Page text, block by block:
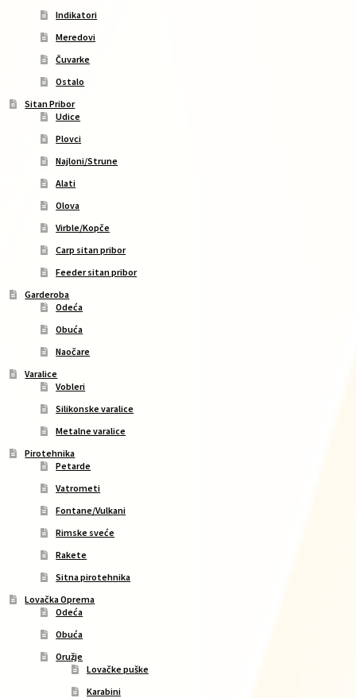
Indikatori
Meredovi
Čuvarke
Ostalo
Sitan Pribor
Udice
Plovci
Najloni/Strune
Alati
Olova
Virble/Kopče
Carp sitan pribor
Feeder sitan pribor
Garderoba
Odeća
Obuća
Naočare
Varalice
Vobleri
Silikonske varalice
Metalne varalice
Pirotehnika
Petarde
Vatrometi
Fontane/Vulkani
Rimske sveće
Rakete
Sitna pirotehnika
Lovačka Oprema
Odeća
Obuća
Oružje
Lovačke puške
Karabini